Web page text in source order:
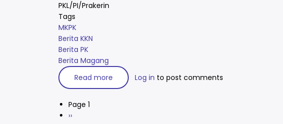
PKL/PI/Prakerin
Tags
MKPK
Berita KKN
Berita PK
Berita Magang
Read more about
Koordinasi
Tim
Log in to post comments
Pagination
Page 1
Next
››